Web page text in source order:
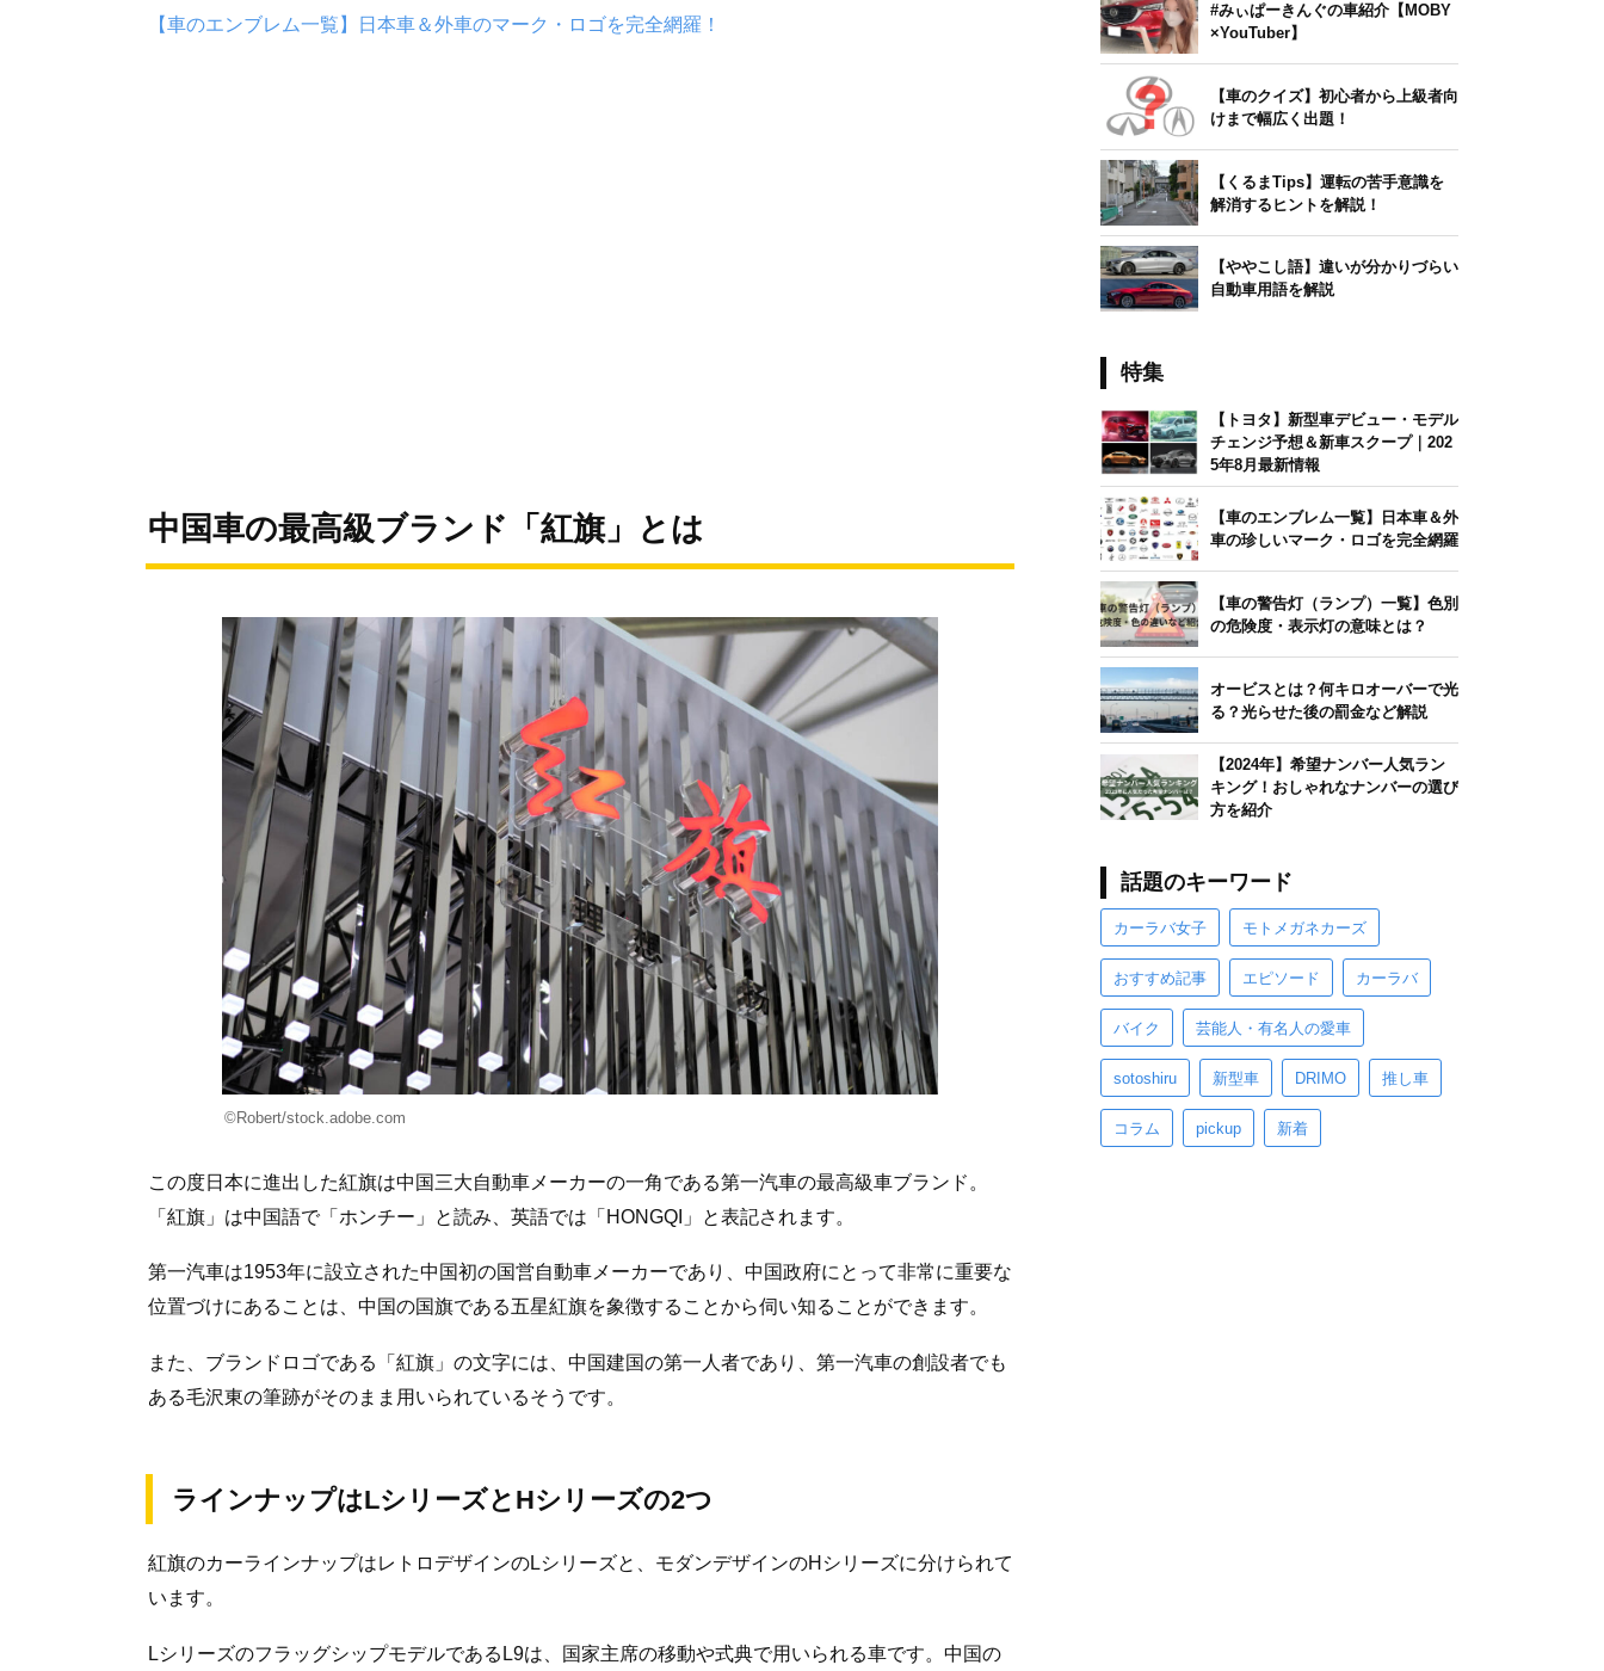
【車のエンブレム一覧】日本車＆外車のマーク・ロゴを完全網羅！
中国車の最高級ブランド「紅旗」とは
©Robert/stock.adobe.com
この度日本に進出した紅旗は中国三大自動車メーカーの一角である第一汽車の最高級車ブランド。
「紅旗」は中国語で「ホンチー」と読み、英語では「HONGQI」と表記されます。
第一汽車は1953年に設立された中国初の国営自動車メーカーであり、中国政府にとって非常に重要な
位置づけにあることは、中国の国旗である五星紅旗を象徴することから伺い知ることができます。
また、ブランドロゴである「紅旗」の文字には、中国建国の第一人者であり、第一汽車の創設者でも
ある毛沢東の筆跡がそのまま用いられているそうです。
ラインナップはLシリーズとHシリーズの2つ
紅旗のカーラインナップはレトロデザインのLシリーズと、モダンデザインのHシリーズに分けられて
います。
LシリーズのフラッグシップモデルであるL9は、国家主席の移動や式典で用いられる車です。中国の
#みぃぱーきんぐの車紹介【MOBY
×YouTuber】
【車のクイズ】初心者から上級者向
けまで幅広く出題！
【くるまTips】運転の苦手意識を
解消するヒントを解説！
【ややこし語】違いが分かりづらい
自動車用語を解説
特集
【トヨタ】新型車デビュー・モデル
チェンジ予想＆新車スクープ｜202
5年8月最新情報
【車のエンブレム一覧】日本車＆外
車の珍しいマーク・ロゴを完全網羅
【車の警告灯（ランプ）一覧】色別
の危険度・表示灯の意味とは？
オービスとは？何キロオーバーで光
る？光らせた後の罰金など解説
【2024年】希望ナンバー人気ラン
キング！おしゃれなナンバーの選び
方を紹介
話題のキーワード
カーラバ女子 モトメガネカーズ
おすすめ記事 エピソード カーラバ
バイク 芸能人・有名人の愛車
sotoshiru 新型車 DRIMO 推し車
コラム pickup 新着